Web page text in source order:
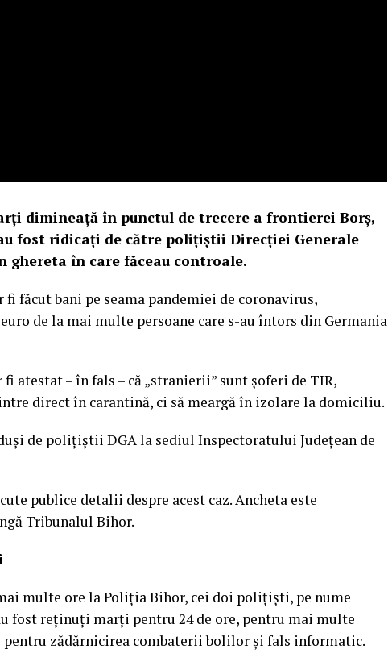
dimineață în punctul de trecere a frontierei Borș,
fost ridicați de către polițiștii Direcției Generale
ghereta în care făceau controale.
făcut bani pe seama pandemiei de coronavirus,
de la mai multe persoane care s-au întors din Germania
atestat – în fals – că „stranierii” sunt şoferi de TIR,
direct în carantină, ci să meargă în izolare la domiciliu.
de polițiștii DGA la sediul Inspectoratului Județean de
publice detalii despre acest caz. Ancheta este
Tribunalul Bihor.
multe ore la Poliția Bihor, cei doi polițiști, pe nume
fost reținuți marți pentru 24 de ore, pentru mai multe
zădărnicirea combaterii bolilor şi fals informatic.